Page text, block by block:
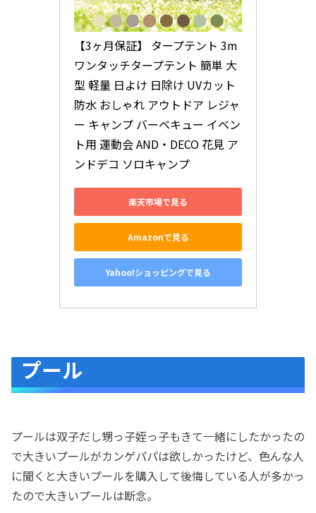
【3ヶ月保証】 タープテント 3m
ワンタッチタープテント 簡単 大
型 軽量 日よけ 日除け UVカット
防水 おしゃれ アウトドア レジャ
ー キャンプ バーベキュー イベン
ト用 運動会 AND・DECO 花見 ア
ンドデコ ソロキャンプ
楽天市場で見る
Amazonで見る
Yahoo!ショッピングで見る
プール
プールは双子だし甥っ子姪っ子もきて一緒にしたかったの
で大きいプールがカンゲパパは欲しかったけど、色んな人
に聞くと大きいプールを購入して後悔している人が多かっ
たので大きいプールは断念。